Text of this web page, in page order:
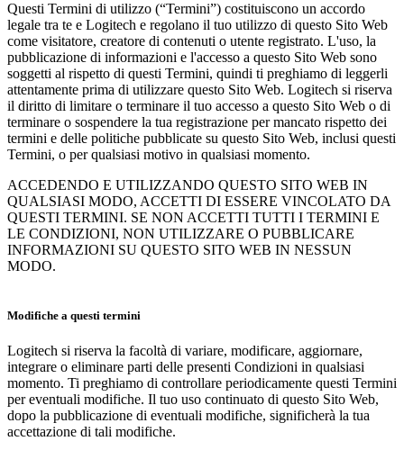
Questi Termini di utilizzo (“Termini”) costituiscono un accordo
legale tra te e Logitech e regolano il tuo utilizzo di questo Sito Web
come visitatore, creatore di contenuti o utente registrato. L'uso, la
pubblicazione di informazioni e l'accesso a questo Sito Web sono
soggetti al rispetto di questi Termini, quindi ti preghiamo di leggerli
attentamente prima di utilizzare questo Sito Web. Logitech si riserva
il diritto di limitare o terminare il tuo accesso a questo Sito Web o di
terminare o sospendere la tua registrazione per mancato rispetto dei
termini e delle politiche pubblicate su questo Sito Web, inclusi questi
Termini, o per qualsiasi motivo in qualsiasi momento.
ACCEDENDO E UTILIZZANDO QUESTO SITO WEB IN
QUALSIASI MODO, ACCETTI DI ESSERE VINCOLATO DA
QUESTI TERMINI. SE NON ACCETTI TUTTI I TERMINI E
LE CONDIZIONI, NON UTILIZZARE O PUBBLICARE
INFORMAZIONI SU QUESTO SITO WEB IN NESSUN
MODO.
Modifiche a questi termini
Logitech si riserva la facoltà di variare, modificare, aggiornare,
integrare o eliminare parti delle presenti Condizioni in qualsiasi
momento. Ti preghiamo di controllare periodicamente questi Termini
per eventuali modifiche. Il tuo uso continuato di questo Sito Web,
dopo la pubblicazione di eventuali modifiche, significherà la tua
accettazione di tali modifiche.